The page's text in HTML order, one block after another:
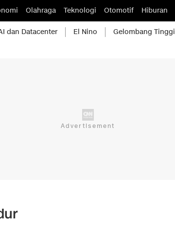
Olahraga Teknologi Otomotif Hiburan
dan Datacenter El Nino Gelombang Tinggi